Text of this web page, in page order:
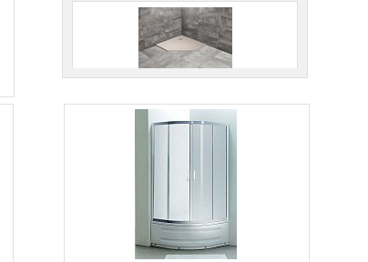
0-84 Cashmere 1000...
Поддон Radaway Kyntos F HKF9080-84
Cashmere 900x800